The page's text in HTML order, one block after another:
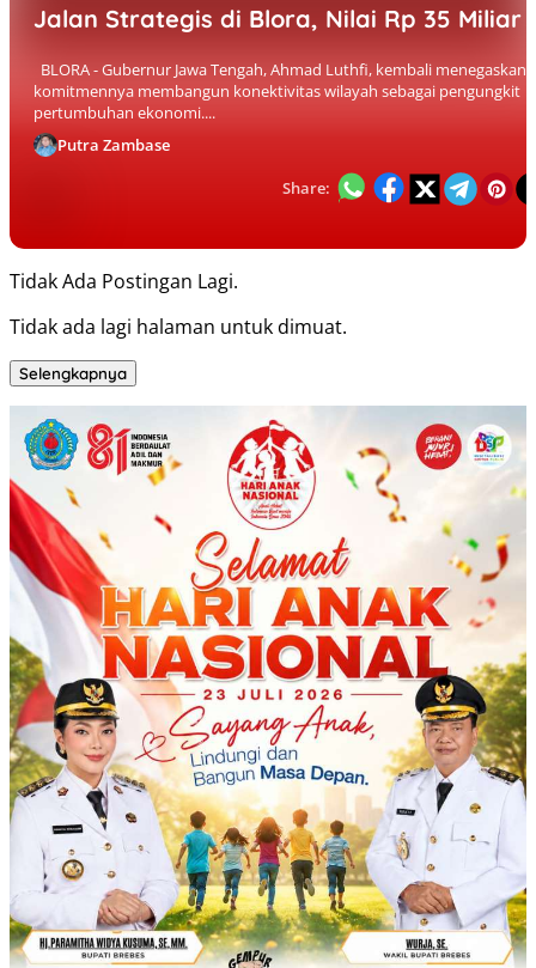
Jalan Strategis di Blora, Nilai Rp 35 Miliar
BLORA - Gubernur Jawa Tengah, Ahmad Luthfi, kembali menegaskan
komitmennya membangun konektivitas wilayah sebagai pengungkit
pertumbuhan ekonomi....
Putra Zambase
Share:
Tidak Ada Postingan Lagi.
Tidak ada lagi halaman untuk dimuat.
Selengkapnya